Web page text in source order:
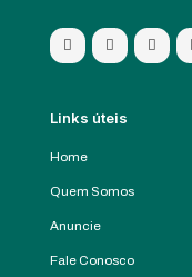
Links úteis
Home
Quem Somos
Anuncie
Fale Conosco